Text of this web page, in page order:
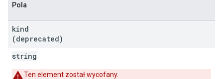
Pola
kind
(deprecated)
string
Ten element został wycofany.